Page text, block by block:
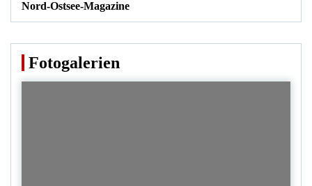
Nord-Ostsee-Magazine
Fotogalerien